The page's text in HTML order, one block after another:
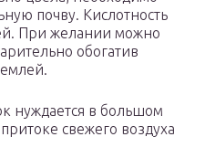
почву. Кислотность
При желании можно
обогатив
нуждается в большом
свежего воздуха